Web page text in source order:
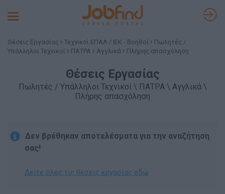
Toggle
Θέσεις Εργασίας Τεχνικοί ΕΠΑΛ / ΙΕΚ - Βοηθοί
Πωλητές /
Υπάλληλοι Τεχνικοί
ΠΑΤΡΑ Αγγλικά Πλήρης απασχόληση
Θέσεις Εργασίας
Πωλητές / Υπάλληλοι Τεχνικοί \ ΠΑΤΡΑ \ Αγγλικά \
Πλήρης απασχόληση
Δεν βρέθηκαν αποτελέσματα για την αναζήτηση
σας!
Δείτε όλες τις θέσεις εργασίας εδώ